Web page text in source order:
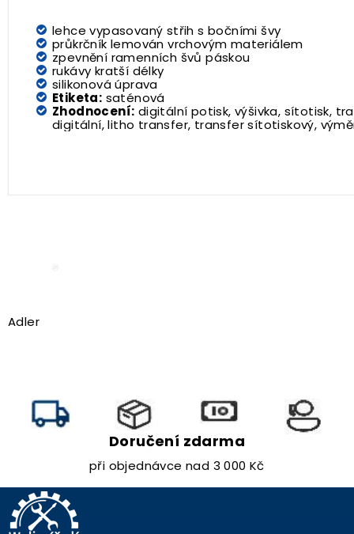
lehce vypasovaný střih s bočními švy
průkrčník lemován vrchovým materiálem
zpevnění ramenních švů páskou
rukávy kratší délky
silikonová úprava
Etiketa: saténová
Zhodnocení: digitální potisk, výšivka, sítotisk,
digitální, litho transfer, transfer sítotiskový,
Adler
Doručení zdarma
při objednávce nad 3 000 Kč